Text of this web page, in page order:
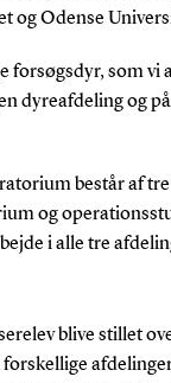
og Odense
forsøgsdyr, som vi
dyreafdeling og
består af
og
i alle tre
blive stillet